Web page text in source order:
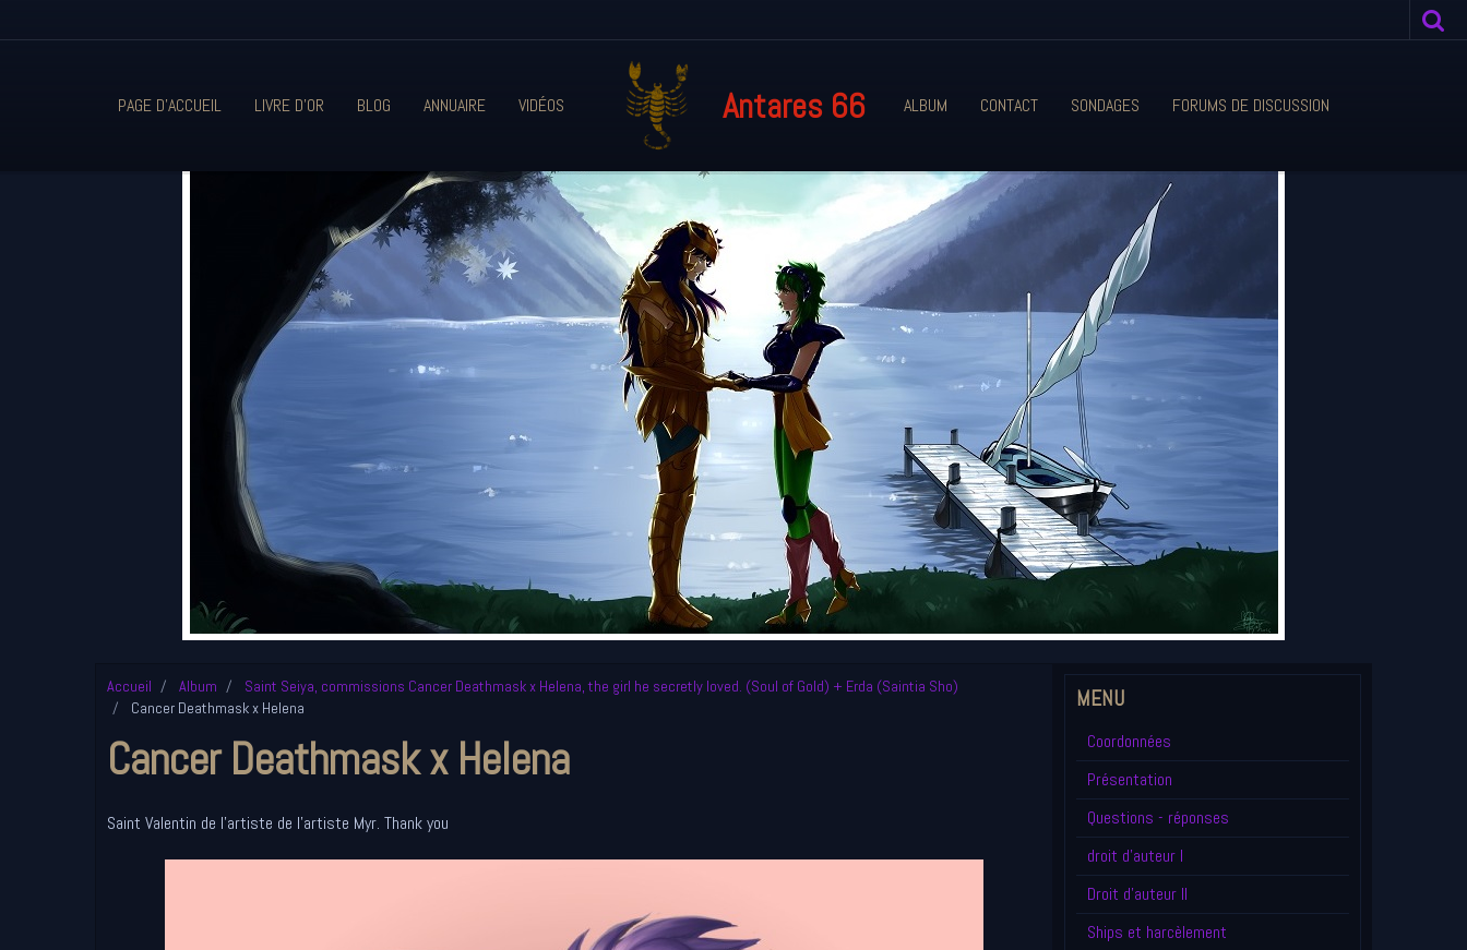
PAGE D'ACCUEIL LIVRE D'OR BLOG ANNUAIRE VIDÉOS Antares 66 ALBUM CONTACT SONDAGES FORUMS DE DISCUSSION
Accueil Album
Saint Seiya, commissions Cancer Deathmask x Helena, the girl he secretly loved. (Soul of Gold) + Erda (Saintia Sho)
Cancer Deathmask x Helena
Cancer Deathmask x Helena
Saint Valentin de l'artiste de l'artiste Myr. Thank you
MENU
Coordonnées
Présentation
Questions - réponses
droit d'auteur I
Droit d'auteur II
Ships et harcèlement